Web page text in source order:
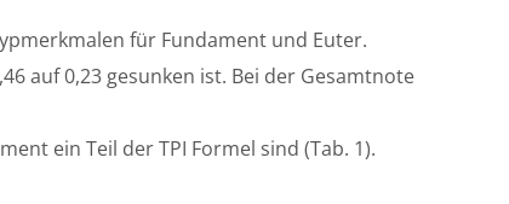
für Fundament und Euter.
auf 0,23 gesunken ist. Bei der Gesamtnote
ein Teil der TPI Formel sind (Tab. 1).